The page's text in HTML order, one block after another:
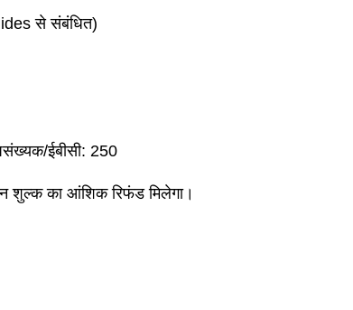
से संबंधित)
ईबीसी: 250
शुल्क का आंशिक रिफंड मिलेगा।